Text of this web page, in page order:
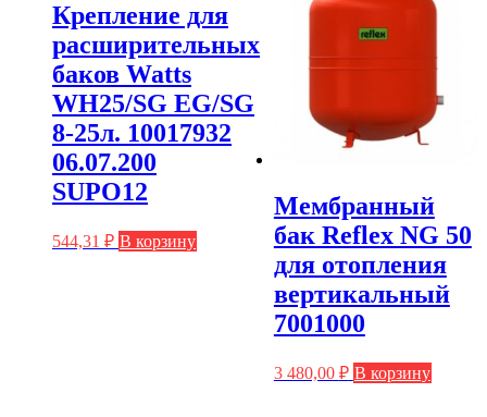
Крепление для
расширительных
баков Watts
WH25/SG EG/SG
8-25л. 10017932
06.07.200
SUPO12
544,31 ₽ В корзину
Мембранный
бак Reflex NG 50
для отопления
вертикальный
7001000
3 480,00 ₽ В корзину